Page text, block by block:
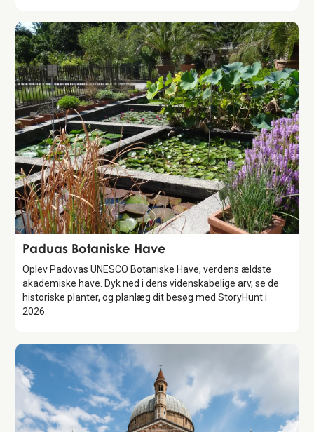
Attraction
Paduas Botaniske Have
Oplev Padovas UNESCO Botaniske Have, verdens ældste
akademiske have. Dyk ned i dens videnskabelige arv, se de
historiske planter, og planlæg dit besøg med StoryHunt i
2026.